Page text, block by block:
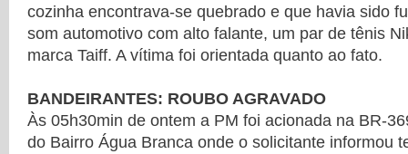
cozinha encontrava-se quebrado e que havia sido
som automotivo com alto falante, um par de tênis
marca Taiff. A vítima foi orientada quanto ao fato.
BANDEIRANTES: ROUBO AGRAVADO
Às 05h30min de ontem a PM foi acionada na BR-
do Bairro Água Branca onde o solicitante informou